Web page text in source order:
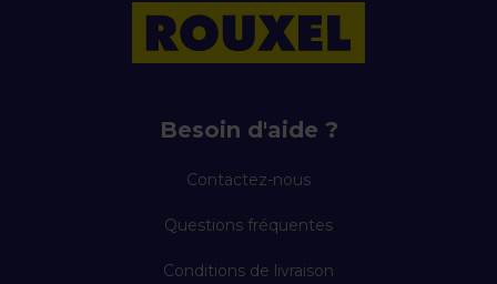
Besoin d'aide ?
Contactez-nous
Questions fréquentes
Conditions de livraison